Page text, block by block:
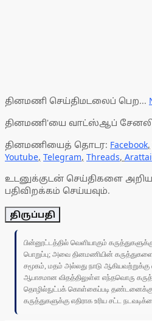
தினமணி செய்திமடலைப் பெற...
தினமணி'யை வாட்ஸ்ஆப்
தினமணியைத் தொடர: Facebook,
Youtube, Telegram, Threads, Arattai
உடனுக்குடன் செய்திகளை அறிய
பதிவிறக்கம் செய்யவும்.
திருப்பதி
பின்னூட்டத்தில் வெளியாகும்
பொறுப்பு; அவை தினமணியின்
சமூகம், மதம் அல்லது நாடு
ஆபாசமான விதத்திலுள்ள எந்தவொரு
தொழில்நுட்பக் கொள்கைப்படி
கருத்துகளுக்கு எதிராக உரிய சட்ட